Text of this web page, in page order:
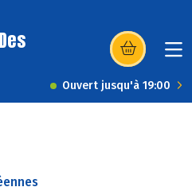
(s’ouvre dans
Ouvert jusqu'à 19:00